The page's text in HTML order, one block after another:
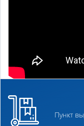
Пункт